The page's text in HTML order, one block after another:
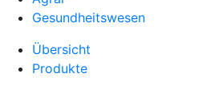
Gesundheitswesen
Übersicht
Produkte